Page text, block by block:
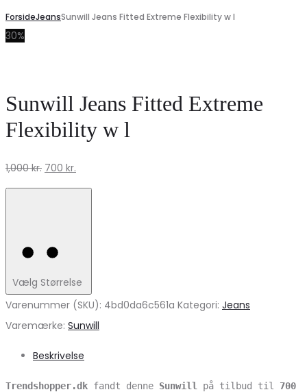
ForsideJeansSunwill Jeans Fitted Extreme Flexibility w l
30%
Sunwill Jeans Fitted Extreme
Flexibility w l
1,000kr. Den
oprindelige
1,000 kr..
700 kr.
aktuelle
Vælg Størrelse
Varenummer (SKU): 4bd0da6c561a Kategori: Jeans
Varemærke: Sunwill
Beskrivelse
Trendshopper.dk fandt denne Sunwill på tilbud til 700